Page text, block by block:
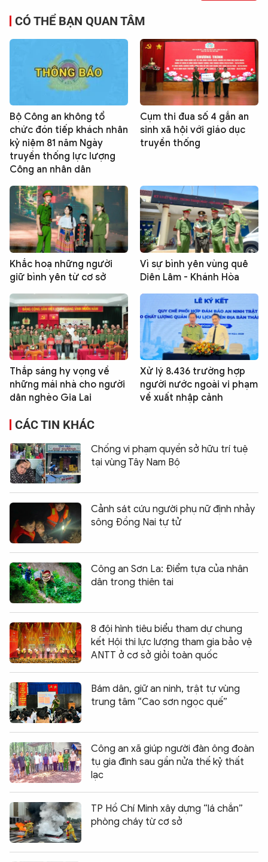
CÓ THỂ BẠN QUAN TÂM
Bộ Công an không tổ
chức đón tiếp khách nhân
kỷ niệm 81 năm Ngày
truyền thống lực lượng
Công an nhân dân
Cụm thi đua số 4 gắn an
sinh xã hội với giáo dục
truyền thống
Khắc hoạ những người
giữ bình yên từ cơ sở
Vì sự bình yên vùng quê
Diên Lâm - Khánh Hòa
Thắp sáng hy vọng về
những mái nhà cho người
dân nghèo Gia Lai
Xử lý 8.436 trường hợp
người nước ngoài vi phạm
về xuất nhập cảnh
CÁC TIN KHÁC
Chống vi phạm quyền sở hữu trí tuệ
tại vùng Tây Nam Bộ
Cảnh sát cứu người phụ nữ định nhảy
sông Đồng Nai tự tử
Công an Sơn La: Điểm tựa của nhân
dân trong thiên tai
8 đội hình tiêu biểu tham dự chung
kết Hội thi lực lượng tham gia bảo vệ
ANTT ở cơ sở giỏi toàn quốc
Bám dân, giữ an ninh, trật tự vùng
trung tâm “Cao sơn ngọc quế”
Công an xã giúp người đàn ông đoàn
tụ gia đình sau gần nửa thế kỷ thất
lạc
TP Hồ Chí Minh xây dựng “lá chắn”
phòng cháy từ cơ sở